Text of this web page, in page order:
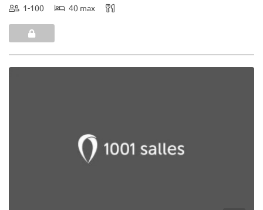
1-100 40 max